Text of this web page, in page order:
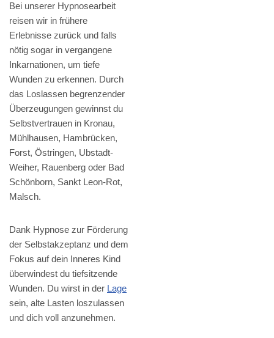
Bei unserer Hypnosearbeit
reisen wir in frühere
Erlebnisse zurück und falls
nötig sogar in vergangene
Inkarnationen, um tiefe
Wunden zu erkennen. Durch
das Loslassen begrenzender
Überzeugungen gewinnst du
Selbstvertrauen in Kronau,
Mühlhausen, Hambrücken,
Forst, Östringen, Ubstadt-
Weiher, Rauenberg oder Bad
Schönborn, Sankt Leon-Rot,
Malsch.
Dank Hypnose zur Förderung
der Selbstakzeptanz und dem
Fokus auf dein Inneres Kind
überwindest du tiefsitzende
Wunden. Du wirst in der Lage
sein, alte Lasten loszulassen
und dich voll anzunehmen.